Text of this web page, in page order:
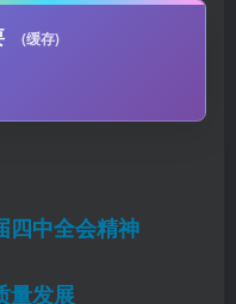
(缓存)
四中全会精神
量发展